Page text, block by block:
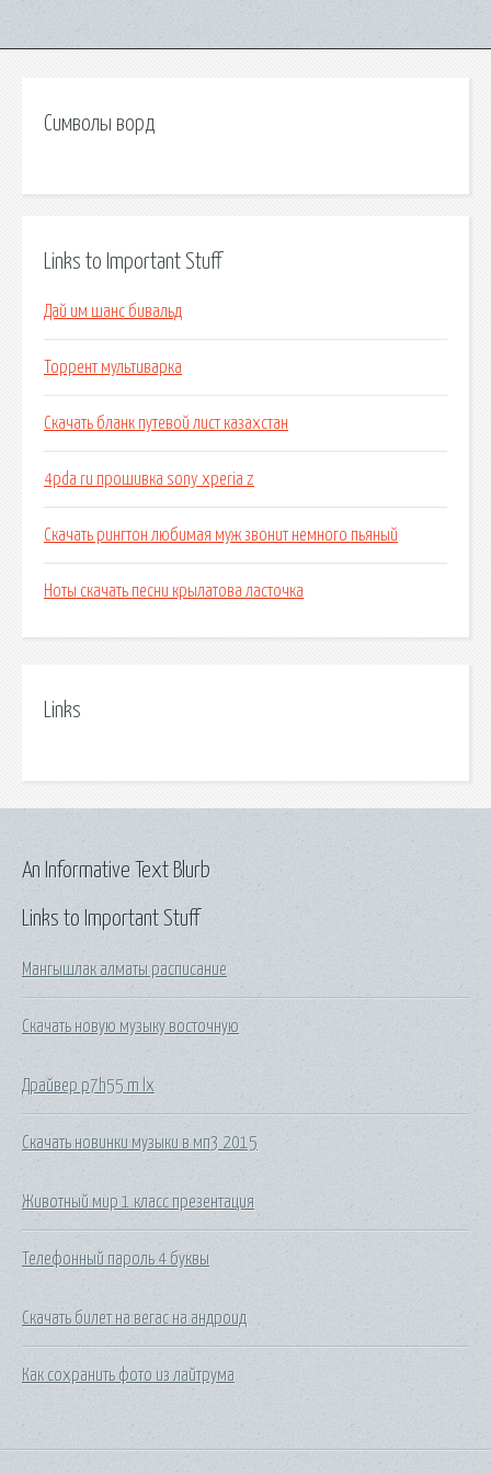
Символы ворд
Links to Important Stuff
Дай им шанс бивальд
Торрент мультиварка
Скачать бланк путевой лист казахстан
4pda ru прошивка sony xperia z
Скачать рингтон любимая муж звонит немного пьяный
Ноты скачать песни крылатова ласточка
Links
Links to Important Stuff
Мангышлак алматы расписание
Скачать новую музыку восточную
Драйвер p7h55 m lx
Скачать новинки музыки в мп3 2015
Животный мир 1 класс презентация
Телефонный пароль 4 буквы
Скачать билет на вегас на андроид
Как сохранить фото из лайтрума
An Informative Text Blurb